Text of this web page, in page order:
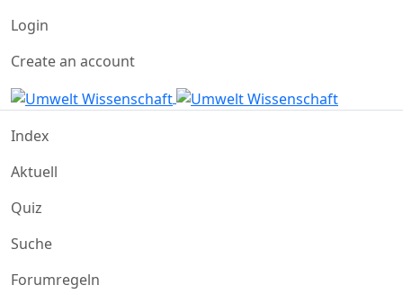
Login
Create an account
Index
Aktuell
Quiz
Suche
Forumregeln